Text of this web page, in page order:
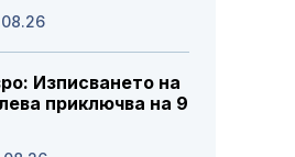
Изписването на
приключва на 9